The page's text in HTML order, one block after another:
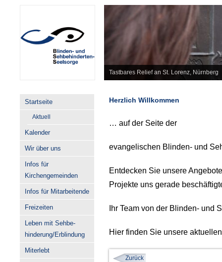
Tastbares Relief an St. Lorenz, Nürnberg
Startseite
Aktuell
Kalender
Wir über uns
Infos für
Kirchengemeinden
Infos für Mitarbeitende
Freizeiten
Leben mit Sehbe-
hinderung/Erblindung
Miterlebt
Herzlich Willkommen
… auf der Seite der
evangelischen Blinden- und
Entdecken Sie unsere
Projekte uns gerade
Ihr Team von der Blinden- und
Hier finden Sie unsere
Zurück